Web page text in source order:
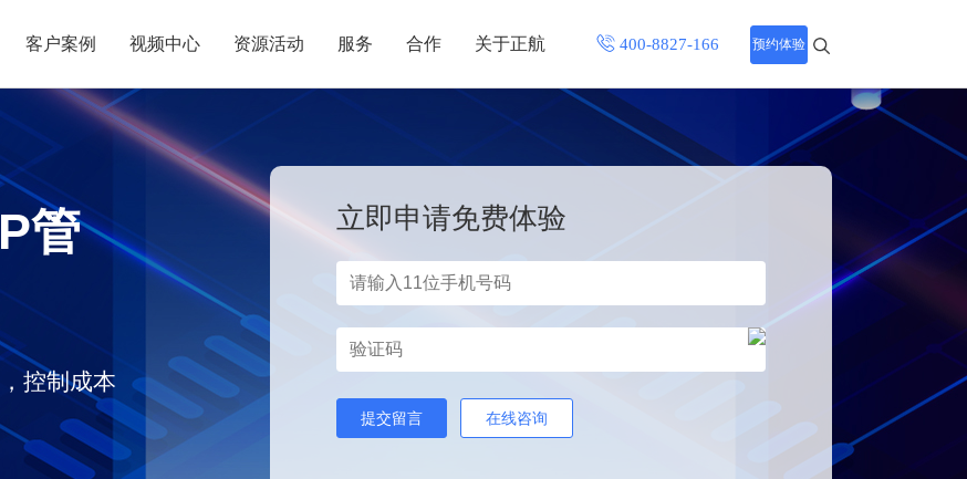
职能管理
生产管理
仓库管理
成本核算
财务管理
质量管理
研发管理
APS排程
智能物流
客户案例
商贸业 电子贸易
家用电器 电子制造
五金金属
视频中心 资源活动
市场活动
服务 合作 关于正航
正航荣誉
正航文化
新闻动态
招聘中心
预约体验
管
控制成本
立即申请免费体验
在线咨询